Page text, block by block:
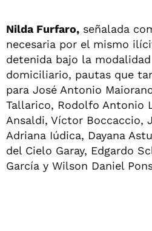
Nilda Furfaro, señalada
necesaria por el mismo
detenida bajo la
domiciliario, pautas que
para José Antonio
Tallarico, Rodolfo Antonio
Ansaldi, Víctor Boccaccio,
Adriana Iúdica, Dayana
del Cielo Garay, Edgardo
García y Wilson Daniel